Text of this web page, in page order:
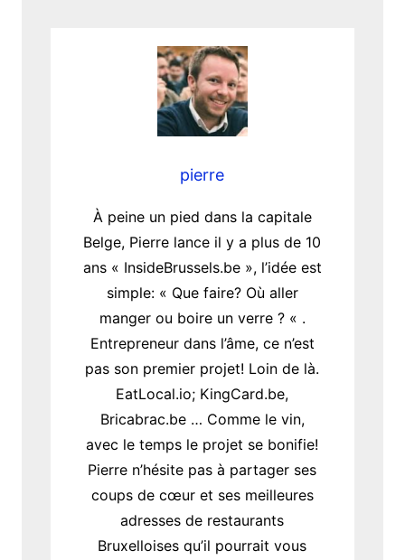
pierre
À peine un pied dans la capitale
Belge, Pierre lance il y a plus de 10
ans « InsideBrussels.be », l’idée est
simple: « Que faire? Où aller
manger ou boire un verre ? « .
Entrepreneur dans l’âme, ce n’est
pas son premier projet! Loin de là.
EatLocal.io; KingCard.be,
Bricabrac.be … Comme le vin,
avec le temps le projet se bonifie!
Pierre n’hésite pas à partager ses
coups de cœur et ses meilleures
adresses de restaurants
Bruxelloises qu’il pourrait vous